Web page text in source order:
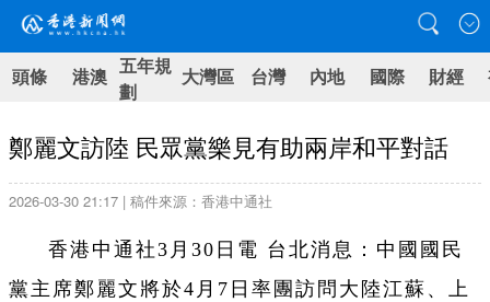
頭條 港澳 五年規
劃
大灣區 台灣 內地 國際 財經
鄭麗文訪陸 民眾黨樂見有助兩岸和平對話
2026-03-30 21:17 | 稿件來源：香港中通社
香港中通社3月30日電 台北消息：中國國民
黨主席鄭麗文將於4月7日率團訪問大陸江蘇、上